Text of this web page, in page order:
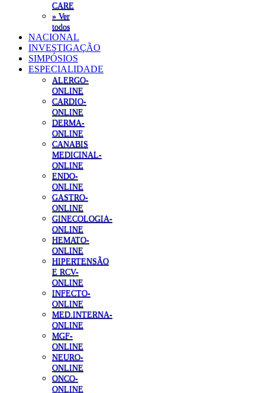
CARE
» Ver
todos
NACIONAL
INVESTIGAÇÃO
SIMPÓSIOS
ESPECIALIDADE
ALERGO-
ONLINE
CARDIO-
ONLINE
DERMA-
ONLINE
CANABIS
MEDICINAL-
ONLINE
ENDO-
ONLINE
GASTRO-
ONLINE
GINECOLOGIA-
ONLINE
HEMATO-
ONLINE
HIPERTENSÃO
E RCV-
ONLINE
INFECTO-
ONLINE
MED.INTERNA-
ONLINE
MGF-
ONLINE
NEURO-
ONLINE
ONCO-
ONLINE